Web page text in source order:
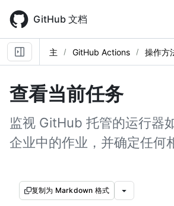
main
content
GitHub 文档
主 GitHub Actions 操作方
查看当前任务
监视 GitHub 托管的运行器
企业中的作业，并确定任何
复制为 Markdown 格式